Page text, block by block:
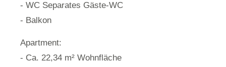
- WC Separates Gäste-WC
- Balkon
Apartment:
- Ca. 22,34 m² Wohnfläche